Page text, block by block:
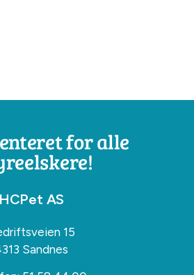
for alle
HCPet AS
15
Sandnes